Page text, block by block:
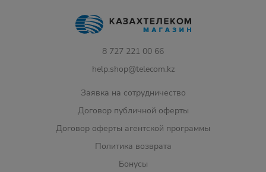
8 727 221 00 66
help.shop@telecom.kz
Заявка на сотрудничество
Договор публичной оферты
Договор оферты агентской программы
Политика возврата
Бонусы